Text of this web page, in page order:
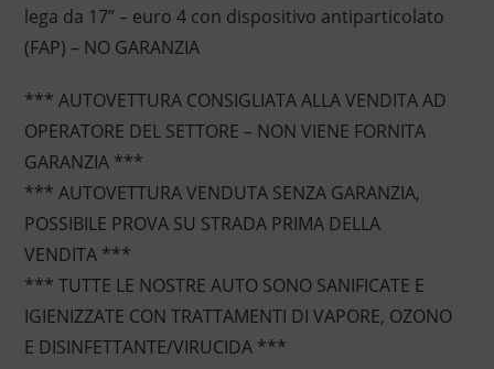
lega da 17” – euro 4 con dispositivo antiparticolato
(FAP) – NO GARANZIA
*** AUTOVETTURA CONSIGLIATA ALLA VENDITA AD
OPERATORE DEL SETTORE – NON VIENE FORNITA
GARANZIA ***
*** AUTOVETTURA VENDUTA SENZA GARANZIA,
POSSIBILE PROVA SU STRADA PRIMA DELLA
VENDITA ***
*** TUTTE LE NOSTRE AUTO SONO SANIFICATE E
IGIENIZZATE CON TRATTAMENTI DI VAPORE, OZONO
E DISINFETTANTE/VIRUCIDA ***